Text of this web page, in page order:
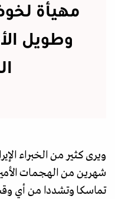
مهيأة
وطويل
ويرى كثير من الخبراء
شهرين من الهجمات
تماسكا وتشددا من أي